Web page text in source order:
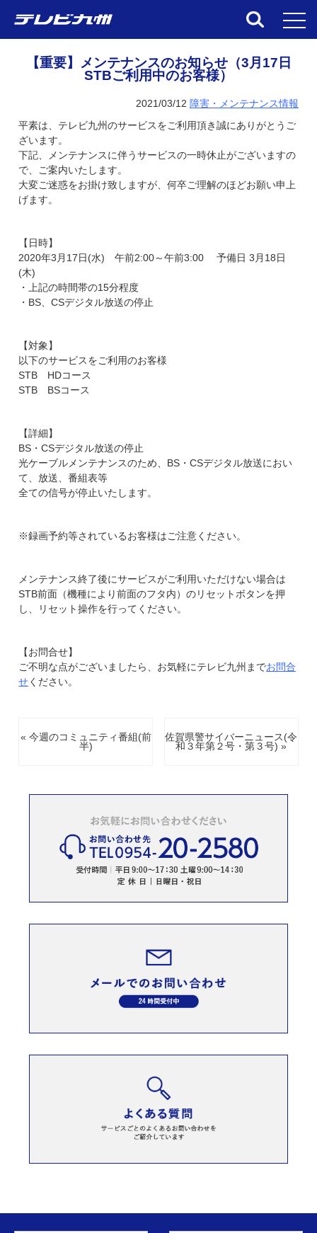
【重要】メンテナンスのお知らせ（3月17日
STBご利用中のお客様）
2021/03/12 障害・メンテナンス情報
平素は、テレビ九州のサービスをご利用頂き誠にありがとうご
ざいます。
下記、メンテナンスに伴うサービスの一時休止がございますの
で、ご案内いたします。
大変ご迷惑をお掛け致しますが、何卒ご理解のほどお願い申上
げます。
【日時】
2020年3月17日(水) 午前2:00～午前3:00 予備日 3月18日
(木)
・上記の時間帯の15分程度
・BS、CSデジタル放送の停止
【対象】
以下のサービスをご利用のお客様
STB HDコース
STB BSコース
【詳細】
BS・CSデジタル放送の停止
光ケーブルメンテナンスのため、BS・CSデジタル放送におい
て、放送、番組表等
全ての信号が停止いたします。
※録画予約等されているお客様はご注意ください。
メンテナンス終了後にサービスがご利用いただけない場合は
STB前面（機種により前面のフタ内）のリセットボタンを押
し、リセット操作を行ってください。
【お問合せ】
ご不明な点がございましたら、お気軽にテレビ九州までお問合
せ ください。
« 今週のコミュニティ番組(前
半)
佐賀県警サイバーニュース(令
和３年第２号・第３号) »